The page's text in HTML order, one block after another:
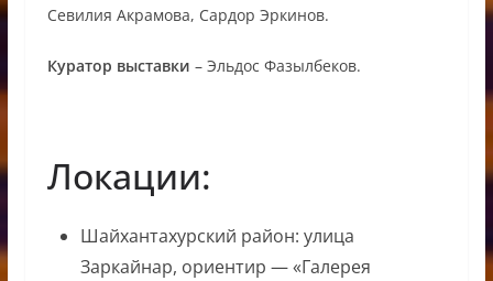
Севилия Акрамова, Сардор Эркинов.
Куратор выставки – Эльдос Фазылбеков.
Локации:
Шайхантахурский район: улица
Заркайнар, ориентир — «Галерея